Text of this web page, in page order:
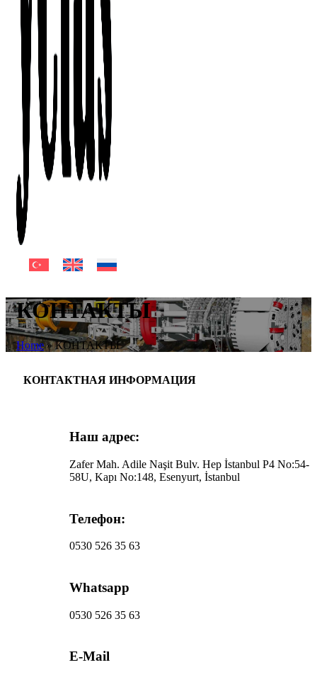
КОНТАКТЫ
Home»КОНТАКТЫ
КОНТАКТНАЯ ИНФОРМАЦИЯ
Наш адрес:
Zafer Mah. Adile Naşit Bulv. Hep İstanbul P4 No:54-
58U, Kapı No:148, Esenyurt, İstanbul
Телефон:
0530 526 35 63
Whatsapp
0530 526 35 63
E-Mail